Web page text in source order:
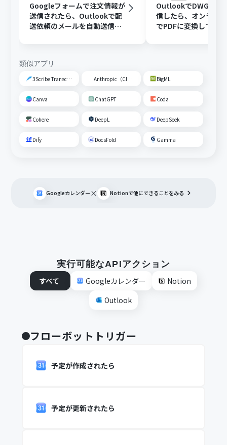
Googleフォームで注文情報が
送信されたら、Outlookで配
送依頼のメールを自動送信す
OutlookでDWGファ
信したら、オンライ
でPDFに変換して
類似アプリ
3Scribe Transcription Anthropic（Claude） BigML
Canva ChatGPT Coda
Cohere DeepL DeepSeek
Dify DocsFold Gamma
Googleカレンダー × Notionで他にできることをみる
実行可能なAPIアクション
すべて
Googleカレンダー
Notion
Outlook
フローボットトリガー
予定が作成されたら
予定が更新されたら